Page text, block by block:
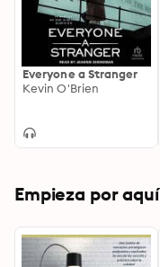
Everyone a Stranger
Kevin O'Brien
Empieza por aquí